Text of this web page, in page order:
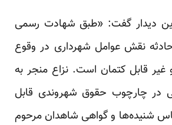
دیدار گفت: «طبق شهادت‌ رسمی
نقش عوامل شهرداری در وقوع
قابل کتمان است. نزاع منجر به
در چارچوب حقوق شهروندی قابل
شنیده‌ها و گواهی شاهدان مرحوم